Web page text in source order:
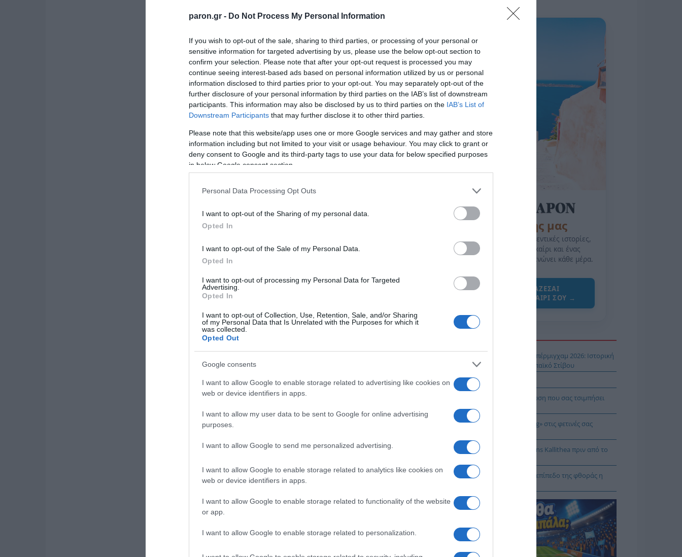
paron.gr - Do Not Process My Personal Information
If you wish to opt-out of the sale, sharing to third parties, or processing of your personal or
sensitive information for targeted advertising by us, please use the below opt-out section to
confirm your selection. Please note that after your opt-out request is processed you may
continue seeing interest-based ads based on personal information utilized by us or personal
information disclosed to third parties prior to your opt-out. You may separately opt-out of the
further disclosure of your personal information by third parties on the IAB’s list of downstream
participants. This information may also be disclosed by us to third parties on the IAB’s List of
Downstream Participants that may further disclose it to other third parties.
Please note that this website/app uses one or more Google services and may gather and store
information including but not limited to your visit or usage behaviour. You may click to grant or
deny consent to Google and its third-party tags to use your data for below specified purposes
in below Google consent section.
Personal Data Processing Opt Outs
I want to opt-out of the Sharing of my personal data.
Opted In
I want to opt-out of the Sale of my Personal Data.
Opted In
I want to opt-out of processing my Personal Data for Targeted
Advertising.
Opted In
I want to opt-out of Collection, Use, Retention, Sale, and/or Sharing
of my Personal Data that Is Unrelated with the Purposes for which it
was collected.
Opted Out
Google consents
I want to allow Google to enable storage related to advertising like cookies on
web or device identifiers in apps.
I want to allow my user data to be sent to Google for online advertising
purposes.
I want to allow Google to send me personalized advertising.
I want to allow Google to enable storage related to analytics like cookies on
web or device identifiers in apps.
I want to allow Google to enable storage related to functionality of the website
or app.
I want to allow Google to enable storage related to personalization.
της Ζωής μας
Οι άνθρωποι, οι αυθεντικές ιστορίες,
το ελληνικό καλοκαίρι και ένας
πολιτισμός που μας ενώνει κάθε μέρα.
ΌΣΑ ΧΡΕΙΆΖΕΣΑΙ
ΓΙΑ ΤΟ ΚΑΛΟΚΑΊΡΙ ΣΟΥ →
Αντίστροφη μέτρηση για το Μπέρμιγχαμ 2026: Ιστορική
ελληνική παρουσία στο Ευρωπαϊκό Στίβου
Η Ναυτιλία εκπέμπει «SOS»
Τι πρέπει να κάνετε σε περίπτωση που σας τσιμπήσει
μωβ μέδουσα
Πώς να κάνετε «smart spending» στις φετινές σας
ΑΕΚ: Πρόβα τζενεράλε με Athens Kallithea πριν από το
Β. Ταλαμάγκας: Στο κεκλιμένο επίπεδο της φθοράς η